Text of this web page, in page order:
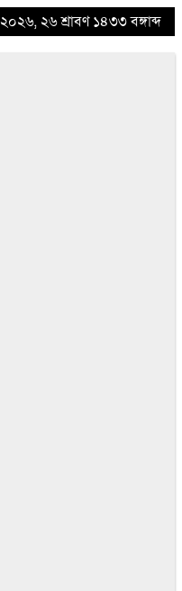
২৬ শ্রাবণ ১৪৩৩ বঙ্গাব্দ